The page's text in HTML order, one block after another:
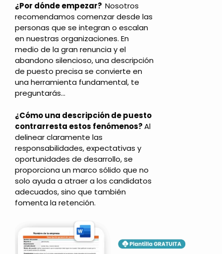
¿Por dónde empezar? Nosotros
recomendamos comenzar desde las
personas que se integran o escalan
en nuestras organizaciones. En
medio de la gran renuncia y el
abandono silencioso, una descripción
de puesto precisa se convierte en
una herramienta fundamental, te
preguntarás…
¿Cómo una descripción de puesto
contrarresta estos fenómenos?Al
delinear claramente las
responsabilidades, expectativas y
oportunidades de desarrollo, se
proporciona un marco sólido que no
solo ayuda a atraer a los candidatos
adecuados, sino que también
fomenta la retención.